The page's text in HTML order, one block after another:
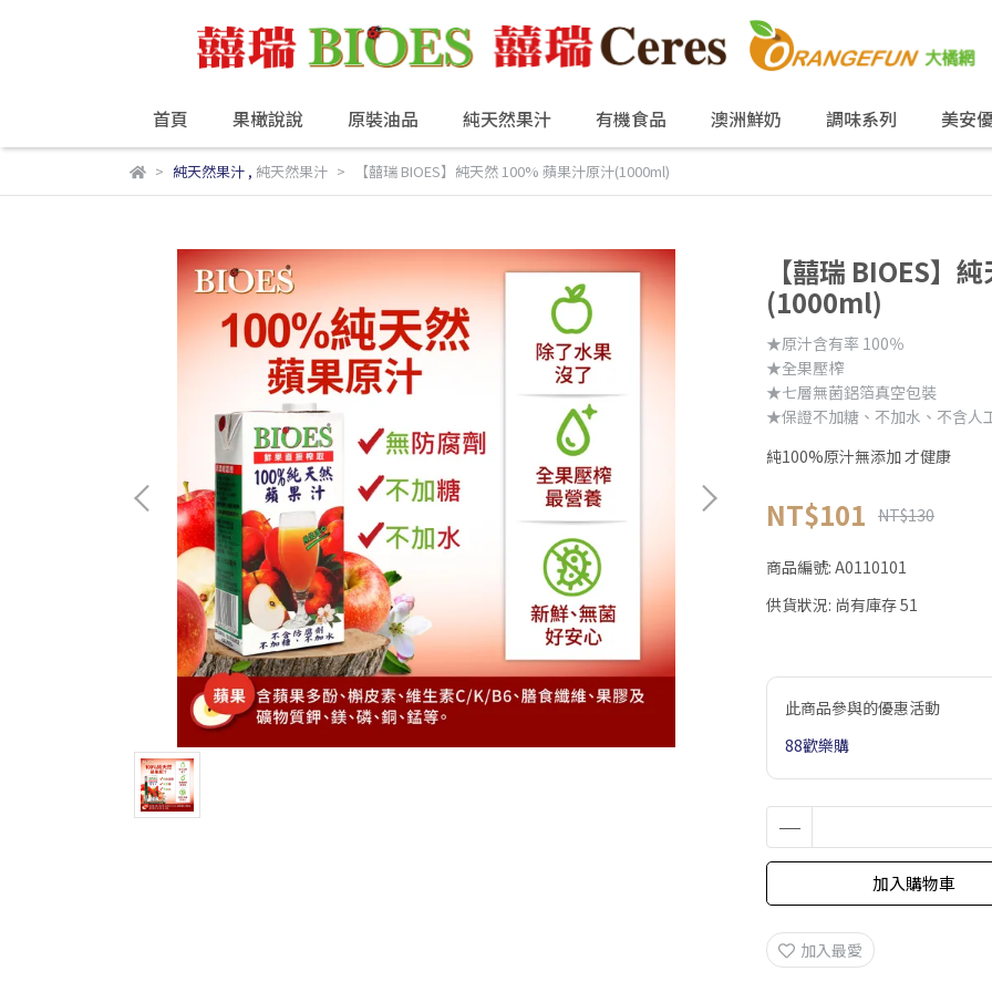
首頁 果橄說說 原裝油品 純天然果汁 有機食品 澳洲鮮奶 調味系列 美安
純天然果汁, 純天然果汁 【囍瑞 BIOES】純天然 100% 蘋果汁原汁(1000ml)
【囍瑞 BIOES】
(1000ml)
★原汁含有率 100％
★全果壓榨
★七層無菌鋁箔真空包裝
★保證不加糖、不加水、不含人
純100%原汁無添加 才健康
NT$101 NT$130
商品編號: A0110101
供貨狀況: 尚有庫存 51
此商品參與的優惠活動
88歡樂購
加入購物車
加入最愛